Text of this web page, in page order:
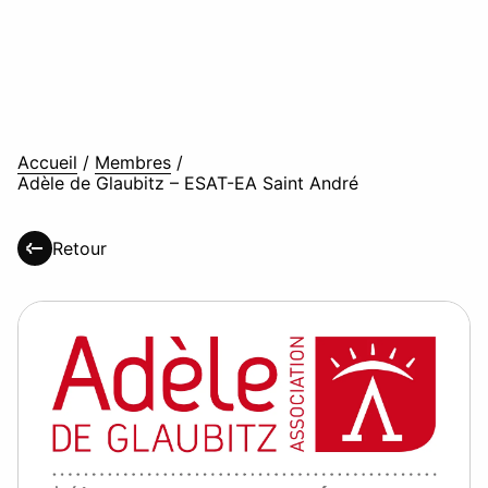
Accueil / Membres /
Adèle de Glaubitz – ESAT-EA Saint André
Retour